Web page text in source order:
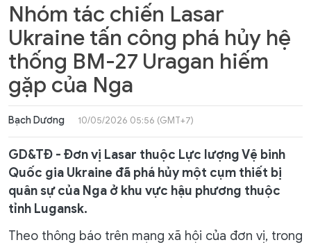
Nhóm tác chiến Lasar
Ukraine tấn công phá hủy hệ
thống BM-27 Uragan hiếm
gặp của Nga
Bạch Dương 10/05/2026 05:56 (GMT+7)
GD&TĐ - Đơn vị Lasar thuộc Lực lượng Vệ binh
Quốc gia Ukraine đã phá hủy một cụm thiết bị
quân sự của Nga ở khu vực hậu phương thuộc
tỉnh Lugansk.
Theo thông báo trên mạng xã hội của đơn vị, trong